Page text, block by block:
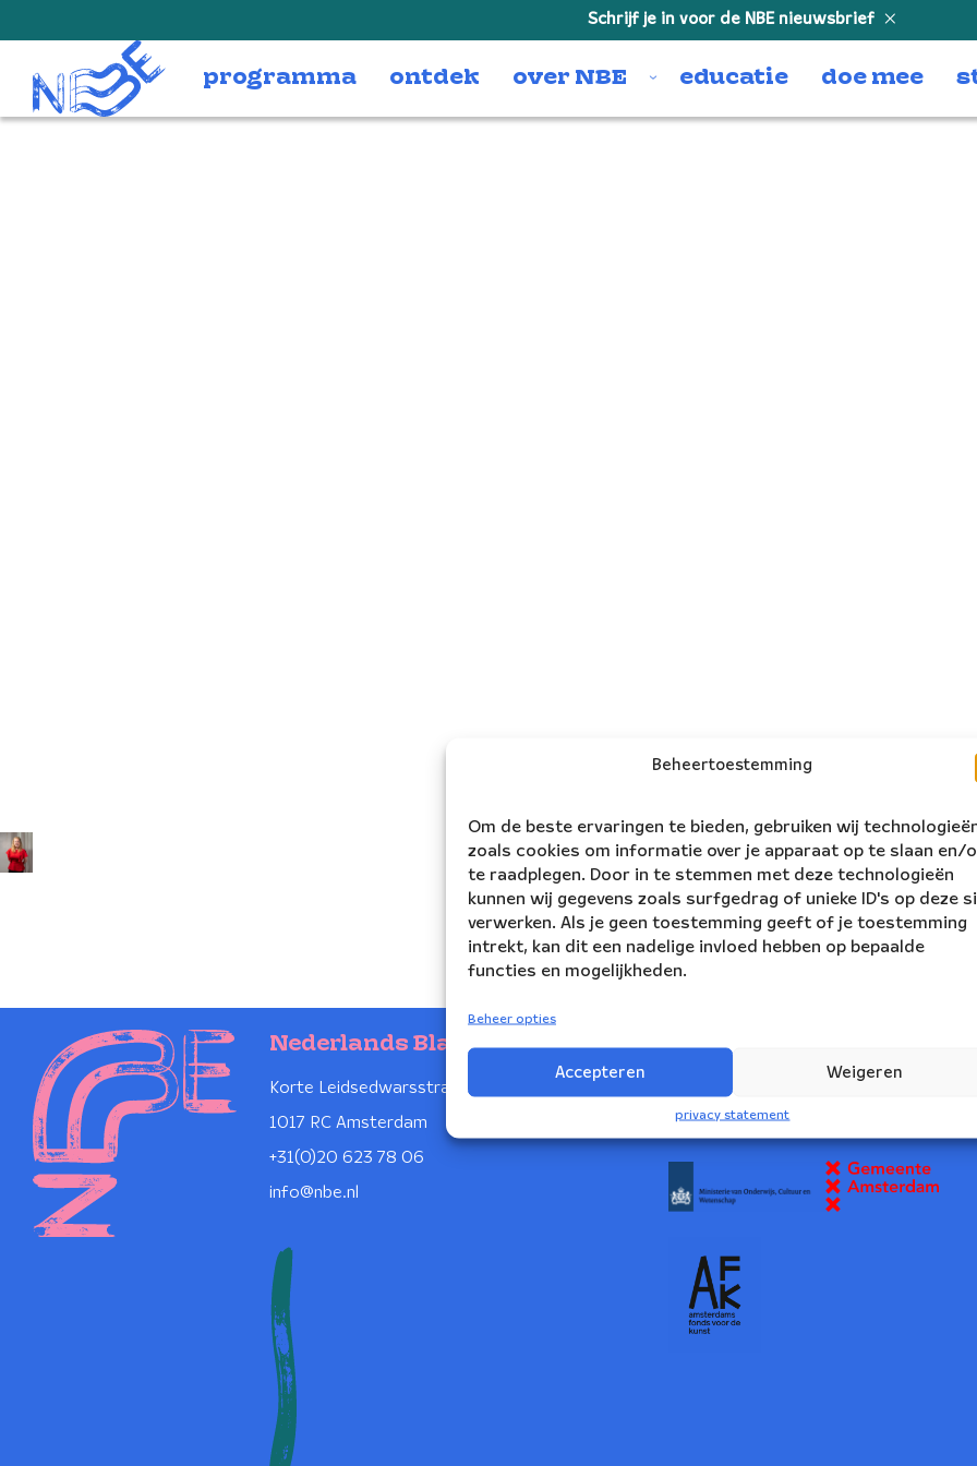
Beheertoestemming
Om de beste ervaringen te bieden, gebruiken wij
zoals cookies om informatie over je apparaat op te slaan en/
te raadplegen. Door in te stemmen met deze technologieën
kunnen wij gegevens zoals surfgedrag of unieke ID's op deze
verwerken. Als je geen toestemming geeft of je toestemming
intrekt, kan dit een nadelige invloed hebben op bepaalde
functies en mogelijkheden.
Beheer opties
Accepteren Weigeren
privacy statement
Schrijf je in voor de NBE nieuwsbrief
programma ontdek over NBE educatie doe mee
Nederlands Blazers Ensemble
Korte Leidsedwarsstraat 12
1017 RC Amsterdam
+31(0)20 623 78 06
info@nbe.nl